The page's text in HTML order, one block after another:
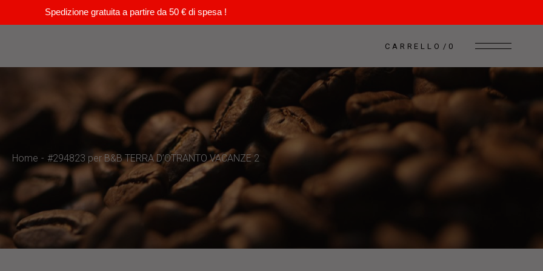
Spedizione gratuita a partire da 50 € di spesa !
CARRELLO 0
Home #294823 per B&B TERRA D’OTRANTO VACANZE 2